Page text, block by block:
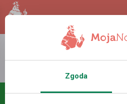
LANCASTER
23.1 °C
Zgoda